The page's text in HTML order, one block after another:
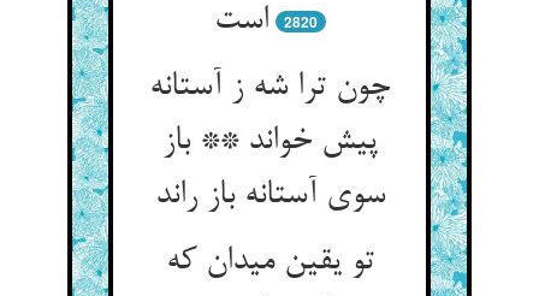
است‏
2820
چون ترا شه ز آستانه
پیش خواند ** باز
سوی آستانه باز راند
تو یقین می‏دان که